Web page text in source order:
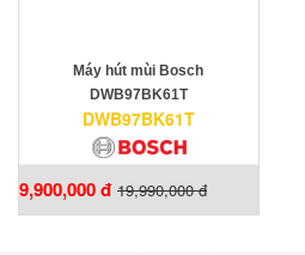
Máy hút mùi Bosch
DWB97BK61T
DWB97BK61T
9,900,000 đ 19,990,000 đ